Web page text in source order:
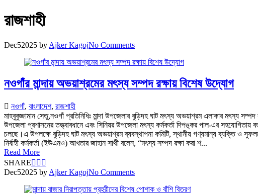
রাজশাহী
Dec52025 by Ajker KagojNo Comments
নওগাঁর মান্দায় অভয়াশ্রমের মৎস্য সম্পদ রক্ষায় বিশেষ উদ্যোগ
নওগাঁ, বাংলাদেশ, রাজশাহী
মাহবুবুজ্জামান সেতু,নওগাঁ প্রতিনিধিঃ মান্দা উপজেলার বুড়িদহ ঘাট মৎস্য অভয়াশ্রম এলাকার মৎস্য
উপজেলা প্রশাসনের তত্ত্বাবধানে এবং সিনিয়র উপজেলা মৎস্য কর্মকর্তা দিপঙ্কর পাল-এর
চলছে।এ উপলক্ষে বুড়িদহ ঘাট মৎস্য অভয়াশ্রম ব্যবস্থাপনা কমিটি, স্থানীয় গণ্যমান্য ব্যক্তি ও
নির্বাহী কর্মকর্তা (ইউএনও) আখতার জাহান সাথী বলেন, “মৎস্য সম্পদ রক্ষা করা শ...
Read More
SHARE
Dec52025 by Ajker KagojNo Comments